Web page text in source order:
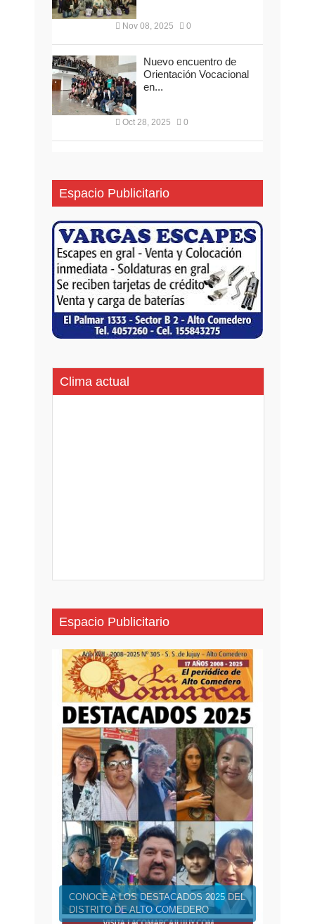
Nov 08, 2025 0
Nuevo encuentro de
Orientación Vocacional
en...
Oct 28, 2025 0
Espacio Publicitario
Clima actual
Espacio Publicitario
CONOCE A LOS DESTACADOS 2025 DEL
DISTRITO DE ALTO COMEDERO